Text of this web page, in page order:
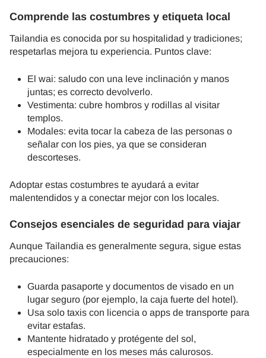
Comprende las costumbres y etiqueta local
Tailandia es conocida por su hospitalidad y tradiciones;
respetarlas mejora tu experiencia. Puntos clave:
El wai: saludo con una leve inclinación y manos
juntas; es correcto devolverlo.
Vestimenta: cubre hombros y rodillas al visitar
templos.
Modales: evita tocar la cabeza de las personas o
señalar con los pies, ya que se consideran
descorteses.
Adoptar estas costumbres te ayudará a evitar
malentendidos y a conectar mejor con los locales.
Consejos esenciales de seguridad para viajar
Aunque Tailandia es generalmente segura, sigue estas
precauciones:
Guarda pasaporte y documentos de visado en un
lugar seguro (por ejemplo, la caja fuerte del hotel).
Usa solo taxis con licencia o apps de transporte para
evitar estafas.
Mantente hidratado y protégente del sol,
especialmente en los meses más calurosos.